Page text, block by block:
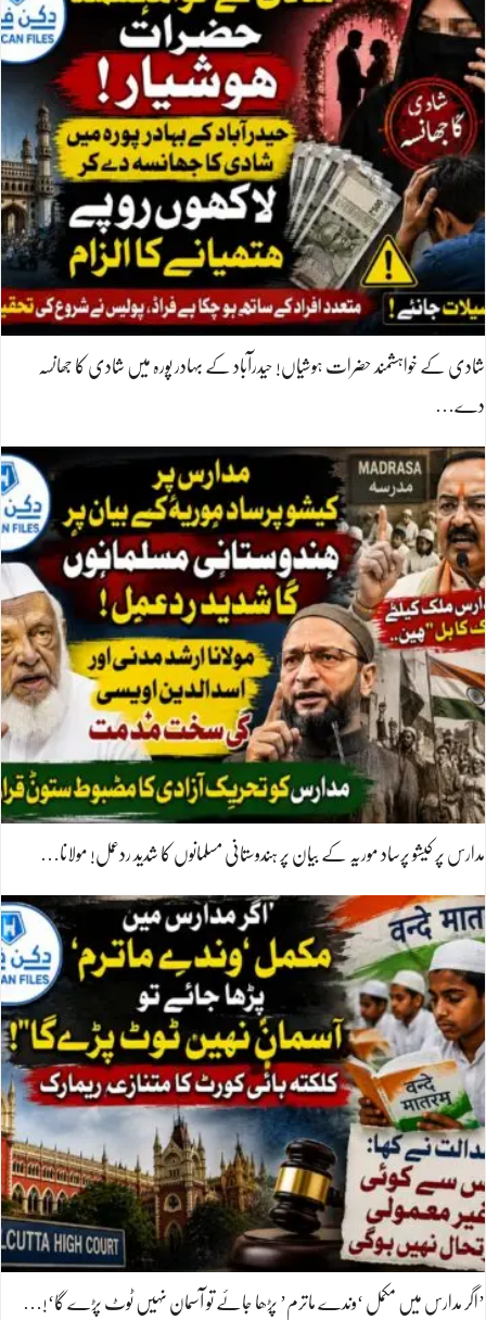
شادی کے خواہشمند حضرات ہوشیاں! حیدرآباد کے بہادر پورہ میں شادی کا جھانسہ
دے…
مدارس پر کیشو پرساد موریہ کے بیان پر ہندوستانی مسلمانوں کا شدید ردعمل! مولانا…
’اگر مدارس میں مکمل ‘وندے ماترم’ پڑھا جائے تو آسمان نہیں ٹوٹ پڑے گا‘!…